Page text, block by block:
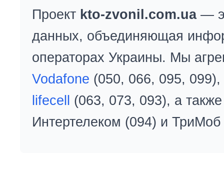
Проект kto-zvonil.com.ua—
данных, объединяющая
операторах Украины. Мы
Vodafone (050, 066, 095, 099),
lifecell
(063, 073, 093), а
Интертелеком (094) и ТриМоб